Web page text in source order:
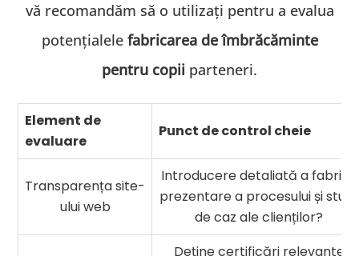
vă recomandăm să o utilizați pentru a evalua
potențialele fabricarea de îmbrăcăminte
pentru copii parteneri.
Element de
evaluare
Punct de control cheie
Transparența site-
ului web
Introducere detaliată a fabricii,
prezentare a procesului și studii
de caz ale clienților?
Deține certificări relevante